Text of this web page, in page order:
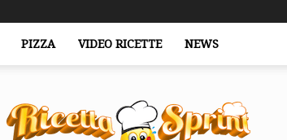
PIZZA VIDEO RICETTE NEWS